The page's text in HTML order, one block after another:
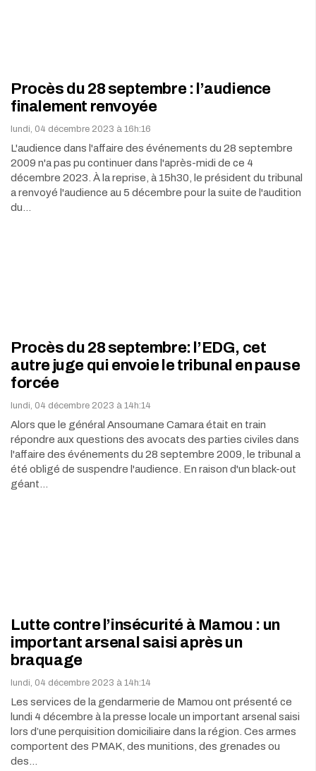
Procès du 28 septembre : l’audience
finalement renvoyée
lundi, 04 décembre 2023 à 16h:16
L'audience dans l'affaire des événements du 28 septembre
2009 n'a pas pu continuer dans l'après-midi de ce 4
décembre 2023. À la reprise, à 15h30, le président du tribunal
a renvoyé l'audience au 5 décembre pour la suite de l'audition
du…
Procès du 28 septembre: l’EDG, cet
autre juge qui envoie le tribunal en pause
forcée
lundi, 04 décembre 2023 à 14h:14
Alors que le général Ansoumane Camara était en train
répondre aux questions des avocats des parties civiles dans
l'affaire des événements du 28 septembre 2009, le tribunal a
été obligé de suspendre l'audience. En raison d'un black-out
géant…
Lutte contre l’insécurité à Mamou : un
important arsenal saisi après un
braquage
lundi, 04 décembre 2023 à 14h:14
Les services de la gendarmerie de Mamou ont présenté ce
lundi 4 décembre à la presse locale un important arsenal saisi
lors d’une perquisition domiciliaire dans la région. Ces armes
comportent des PMAK, des munitions, des grenades ou
des…